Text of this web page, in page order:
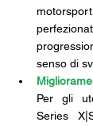
senso di
Per gli
Series